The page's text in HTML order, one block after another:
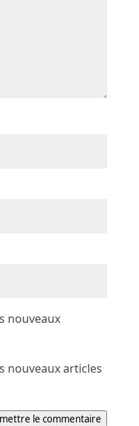
nouveaux
nouveaux articles
le commentaire